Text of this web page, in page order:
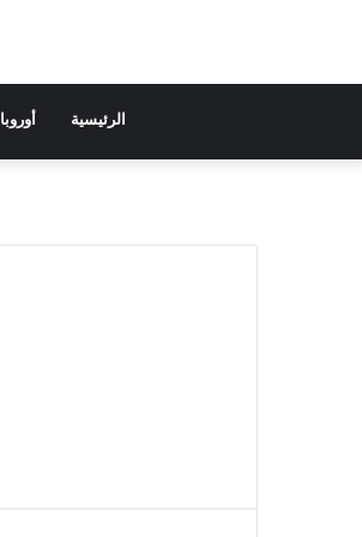
الرئيسية أوروبا